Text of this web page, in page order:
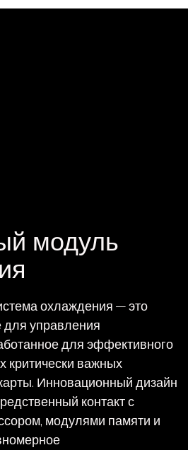
модуль
охлаждения — это
управления
для эффективного
критически важных
Инновационный дизайн
контакт с
модулями памяти и